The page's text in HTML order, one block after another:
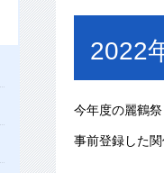
2022
今年度の麗鶴
事前登録した